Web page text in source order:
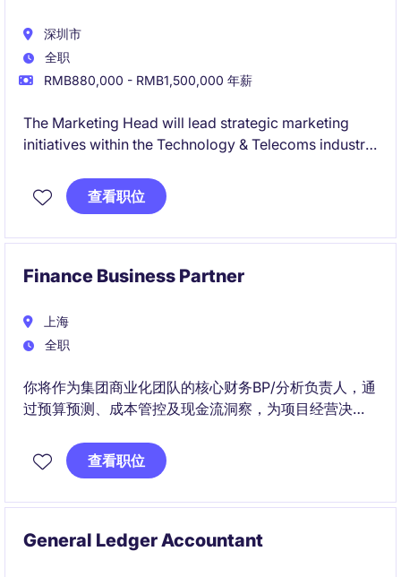
深圳市
全职
RMB880,000 - RMB1,500,000 年薪
The Marketing Head will lead strategic marketing
initiatives within the Technology & Telecoms industry,
permanent role offers an exciting opportunity to
shape innovative marketing campaigns and
查看职位
Finance Business Partner
上海
全职
你将作为集团商业化团队的核心财务BP/分析负责人，通
过预算预测、成本管控及现金流洞察，为项目经营决
查看职位
General Ledger Accountant